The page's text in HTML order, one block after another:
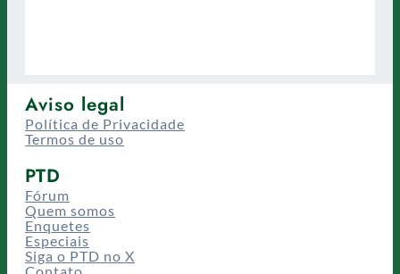
Aviso legal
Política de Privacidade
Termos de uso
PTD
Fórum
Quem somos
Enquetes
Especiais
Siga o PTD no X